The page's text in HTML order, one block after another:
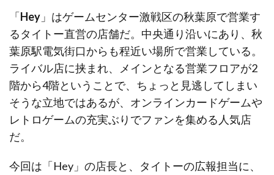
「Hey 」はゲームセンター激戦区の秋葉原で営業す
るタイトー直営の店舗だ。中央通り沿いにあり、秋
葉原駅電気街口からも程近い場所で営業している。
ライバル店に挟まれ、メインとなる営業フロアが2
階から4階ということで、ちょっと見逃してしまい
そうな立地ではあるが、オンラインカードゲームや
レトロゲームの充実ぶりでファンを集める人気店
だ。
今回は「Hey」の店長と、タイトーの広報担当に、